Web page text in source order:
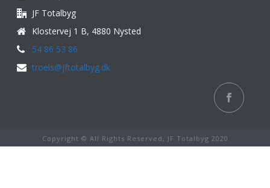
JF Totalbyg
Klostervej 1 B, 4880 Nysted
54 86 53 86
troels@jftotalbyg.dk
Copyright © All Rights Reserved, JF Totalbyg 2020